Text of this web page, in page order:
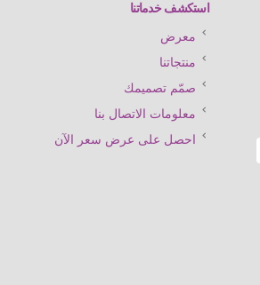
استكشف خدماتنا
معرض
منتجاتنا
صمّم تصميمك
معلومات الاتصال بنا
احصل على عرض سعر الآن